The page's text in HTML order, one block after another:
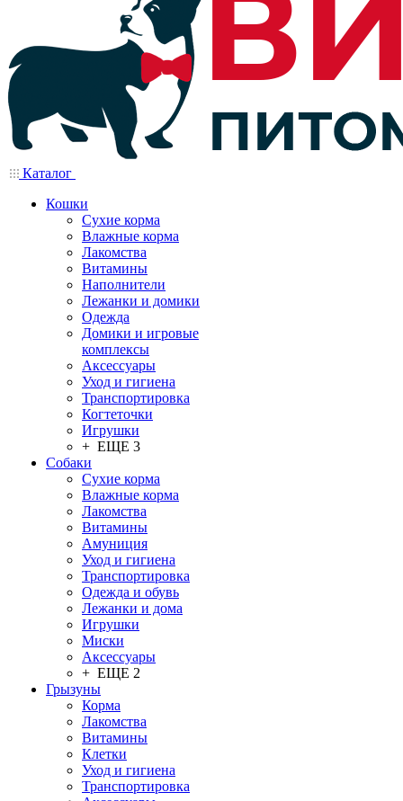
Каталог
Кошки
Сухие корма
Влажные корма
Лакомства
Витамины
Наполнители
Лежанки и домики
Одежда
Домики и игровые
комплексы
Аксессуары
Уход и гигиена
Транспортировка
Когтеточки
Игрушки
+ ЕЩЕ 3
Собаки
Сухие корма
Влажные корма
Лакомства
Витамины
Амуниция
Уход и гигиена
Транспортировка
Одежда и обувь
Лежанки и дома
Игрушки
Миски
Аксессуары
+ ЕЩЕ 2
Грызуны
Корма
Лакомства
Витамины
Клетки
Уход и гигиена
Транспортировка